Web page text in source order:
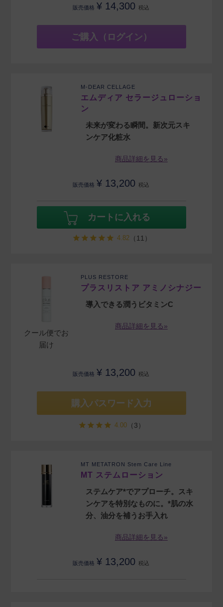
販売価格 ¥ 14,300 税込
ご購入（ログイン）
M-DEAR CELLAGE
エムディア セラージュローショ
ン
未来が変わる瞬間。新次元スキ
ンケア化粧水
商品詳細を見る»
販売価格 ¥ 13,200 税込
カートに入れる
4.82（11）
クール便でお
届け
PLUS RESTORE
プラスリストア アミノシナジー
導入できる潤うビタミンC
商品詳細を見る»
販売価格 ¥ 13,200 税込
購入パスワード入力
4.00 （3）
MT METATRON Stem Care Line
MT ステムローション
ステムケア*でアプローチ。スキ
ンケアを特別なものに。*肌の水
分、油分を補うお手入れ
商品詳細を見る»
販売価格 ¥ 13,200 税込